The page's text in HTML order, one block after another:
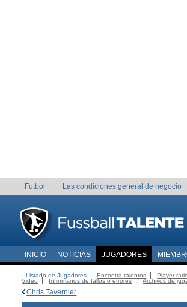
Futbol Las condiciones general de negocio
INICIO NOTICIAS JUGADORES
Listado de Jugadores Encontra talentos Player
Video
Informanos de fallos o errores Archivos de
Chris Tavernier